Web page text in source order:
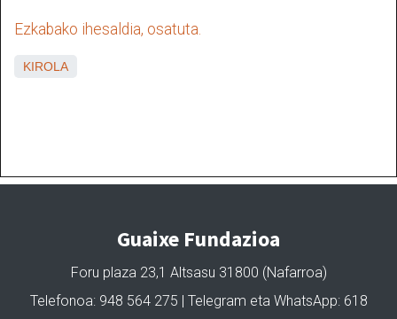
Ezkabako ihesaldia, osatuta.
KIROLA
Guaixe Fundazioa
Foru plaza 23,1 Altsasu 31800 (Nafarroa)
Telefonoa: 948 564 275 | Telegram eta WhatsApp: 618